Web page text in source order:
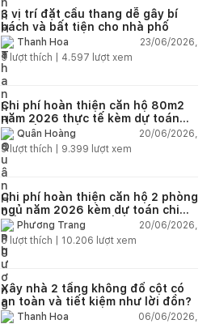
3 vị trí đặt cầu thang dễ gây bí
bách và bất tiện cho nhà phố
Thanh Hoa
23/06/2026,
5 lượt thích | 4.597 lượt xem
Chi phí hoàn thiện căn hộ 80m2
năm 2026 thực tế kèm dự toán
chi tiết từng hạng mục
Quân Hoàng
20/06/2026,
9lượt thích | 9.399 lượt xem
Chi phí hoàn thiện căn hộ 2 phòng
ngủ năm 2026 kèm dự toán chi
tiết và ví dụ thực tế
Phương Trang
20/06/2026,
5 lượt thích | 10.206 lượt xem
Xây nhà 2 tầng không đổ cột có
an toàn và tiết kiệm như lời đồn?
Thanh Hoa
06/06/2026,